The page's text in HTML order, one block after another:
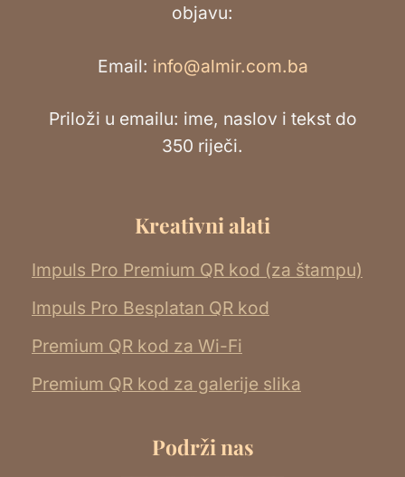
objavu:
Email: info@almir.com.ba
Priloži u emailu: ime, naslov i tekst do
350 riječi.
Kreativni alati
Impuls Pro Premium QR kod (za štampu)
Impuls Pro Besplatan QR kod
Premium QR kod za Wi-Fi
Premium QR kod za galerije slika
Podrži nas